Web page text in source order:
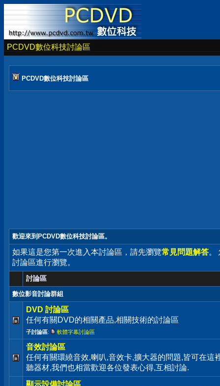
PCDVD數位科技討論區
PCDVD數位科技討論區
歡迎來到PCDVD數位科技討論區。
如果這是您第一次進入本討論區，請先瀏覽常見問題解答。
討論區進行瀏覽。
討論區
數位影音討論群組
DVD 討論區
任何有關DVD的相關產品,相關技術的討論區
子討論區: 軟體字幕討論區
音效討論區
任何有關環繞音效,喇叭,音效卡,擴大器的問題,皆可在這
聽器材,我們也相當歡迎各位發表心得,互相討論.
顯示設備討論區